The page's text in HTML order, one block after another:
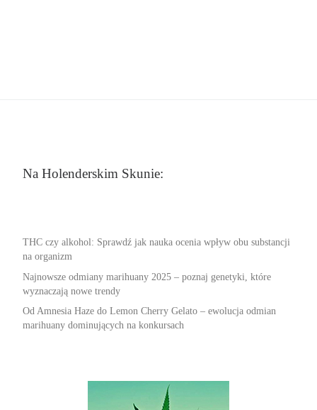
Na Holenderskim Skunie:
THC czy alkohol: Sprawdź jak nauka ocenia wpływ obu substancji
na organizm
Najnowsze odmiany marihuany 2025 – poznaj genetyki, które
wyznaczają nowe trendy
Od Amnesia Haze do Lemon Cherry Gelato – ewolucja odmian
marihuany dominujących na konkursach